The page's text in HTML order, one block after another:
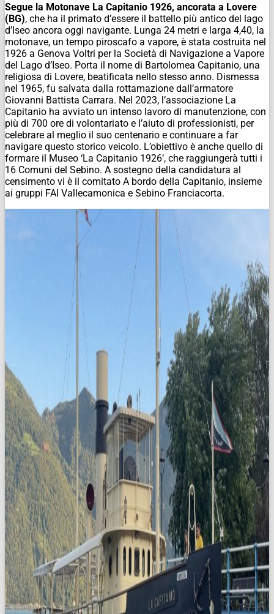
Segue la Motonave La Capitanio 1926, ancorata a Lovere
(BG), che ha il primato d’essere il battello più antico del lago
d’Iseo ancora oggi navigante. Lunga 24 metri e larga 4,40, la
motonave, un tempo piroscafo a vapore, è stata costruita nel
1926 a Genova Voltri per la Società di Navigazione a Vapore
del Lago d’Iseo. Porta il nome di Bartolomea Capitanio, una
religiosa di Lovere, beatificata nello stesso anno. Dismessa
nel 1965, fu salvata dalla rottamazione dall’armatore
Giovanni Battista Carrara. Nel 2023, l’associazione La
Capitanio ha avviato un intenso lavoro di manutenzione, con
più di 700 ore di volontariato e l’aiuto di professionisti, per
celebrare al meglio il suo centenario e continuare a far
navigare questo storico veicolo. L’obiettivo è anche quello di
formare il Museo ‘La Capitanio 1926’, che raggiungerà tutti i
16 Comuni del Sebino. A sostegno della candidatura al
censimento vi è il comitato A bordo della Capitanio, insieme
ai gruppi FAI Vallecamonica e Sebino Franciacorta.